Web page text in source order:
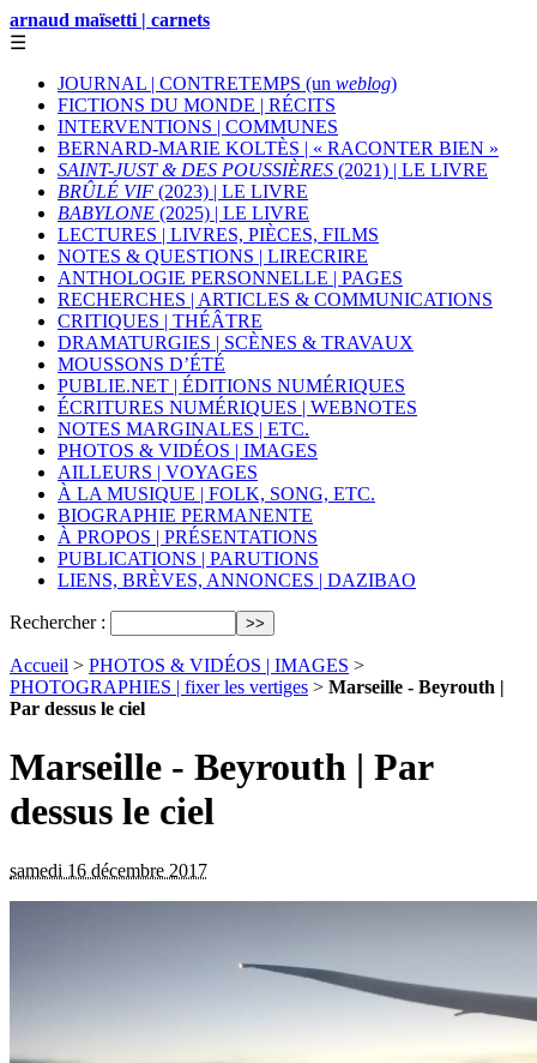
arnaud maïsetti | carnets
☰
JOURNAL | CONTRETEMPS (un weblog)
FICTIONS DU MONDE | RÉCITS
INTERVENTIONS | COMMUNES
BERNARD-MARIE KOLTÈS | « RACONTER BIEN »
SAINT-JUST & DES POUSSIÈRES (2021) | LE LIVRE
BRÛLÉ VIF (2023) | LE LIVRE
BABYLONE (2025) | LE LIVRE
LECTURES | LIVRES, PIÈCES, FILMS
NOTES & QUESTIONS | LIRECRIRE
ANTHOLOGIE PERSONNELLE | PAGES
RECHERCHES | ARTICLES & COMMUNICATIONS
CRITIQUES | THÉÂTRE
DRAMATURGIES | SCÈNES & TRAVAUX
MOUSSONS D’ÉTÉ
PUBLIE.NET | ÉDITIONS NUMÉRIQUES
ÉCRITURES NUMÉRIQUES | WEBNOTES
NOTES MARGINALES | ETC.
PHOTOS & VIDÉOS | IMAGES
AILLEURS | VOYAGES
À LA MUSIQUE | FOLK, SONG, ETC.
BIOGRAPHIE PERMANENTE
À PROPOS | PRÉSENTATIONS
PUBLICATIONS | PARUTIONS
LIENS, BRÈVES, ANNONCES | DAZIBAO
Rechercher :
Accueil > PHOTOS & VIDÉOS | IMAGES >
PHOTOGRAPHIES | fixer les vertiges > Marseille - Beyrouth |
Par dessus le ciel
Marseille - Beyrouth | Par
dessus le ciel
samedi 16 décembre 2017